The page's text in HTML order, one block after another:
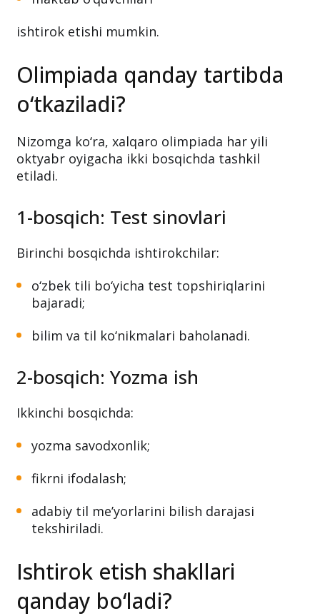
ishtirok etishi mumkin.
Olimpiada qanday tartibda
o‘tkaziladi?
Nizomga ko‘ra, xalqaro olimpiada har yili
oktyabr oyigacha ikki bosqichda tashkil
etiladi.
1-bosqich: Test sinovlari
Birinchi bosqichda ishtirokchilar:
o‘zbek tili bo‘yicha test topshiriqlarini
bajaradi;
bilim va til ko‘nikmalari baholanadi.
2-bosqich: Yozma ish
Ikkinchi bosqichda:
yozma savodxonlik;
fikrni ifodalash;
adabiy til me’yorlarini bilish darajasi
tekshiriladi.
Ishtirok etish shakllari
qanday bo‘ladi?